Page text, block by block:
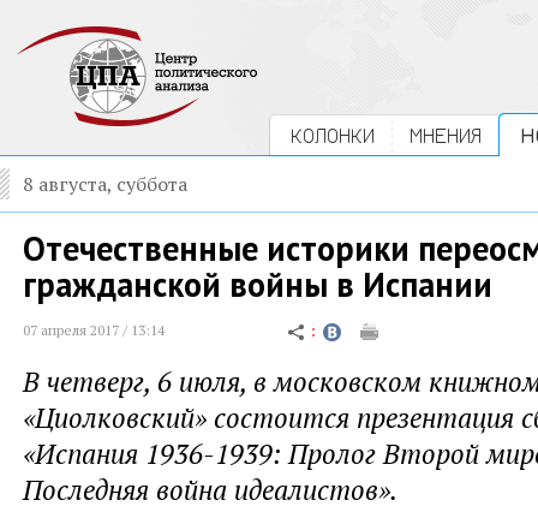
КОЛОНКИ МНЕНИЯ
8 августа, суббота
Отечественные историки
гражданской войны в Испании
07 апреля 2017 / 13:14
В четверг, 6 июля, в московском
«Циолковский» состоится презентация
«Испания 1936-1939: Пролог Второй
Последняя война идеалистов».